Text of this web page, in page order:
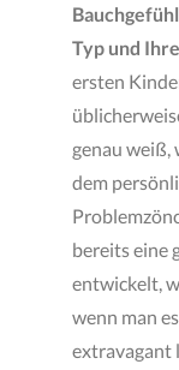
Typ und
ersten
genau weiß,
dem
bereits eine
entwickelt,
wenn man
extravagant